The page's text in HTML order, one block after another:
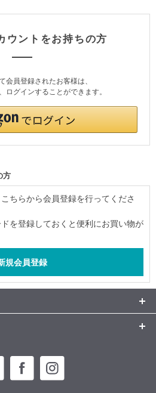
ントをお持ちの方
員登録されたお客様は、
グインすることができます。
方
ちらから会員登録を行ってくださ
を登録しておくと便利にお買い物が